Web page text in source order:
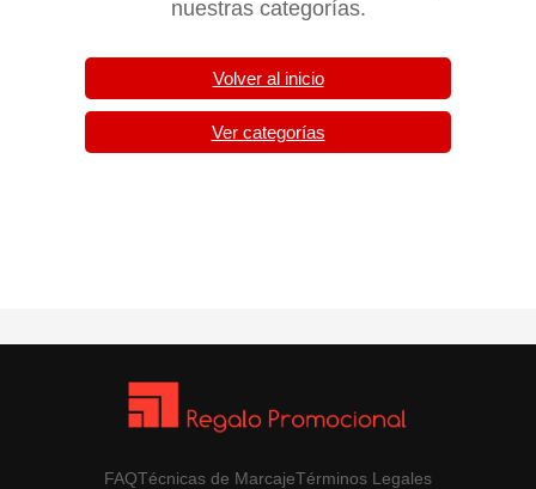
nuestras categorías.
Volver al inicio
Ver categorías
FAQTécnicas de MarcajeTérminos Legales